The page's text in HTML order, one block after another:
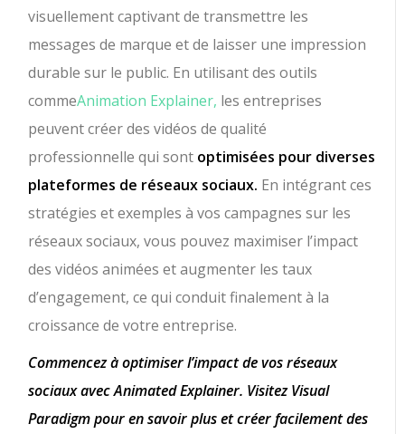
visuellement captivant de transmettre les
messages de marque et de laisser une impression
durable sur le public. En utilisant des outils
commeAnimation Explainer, les entreprises
peuvent créer des vidéos de qualité
professionnelle qui sont optimisées pour diverses
plateformes de réseaux sociaux. En intégrant ces
stratégies et exemples à vos campagnes sur les
réseaux sociaux, vous pouvez maximiser l’impact
des vidéos animées et augmenter les taux
d’engagement, ce qui conduit finalement à la
croissance de votre entreprise.
Commencez à optimiser l’impact de vos réseaux
sociaux avec Animated Explainer. Visitez Visual
Paradigm pour en savoir plus et créer facilement des